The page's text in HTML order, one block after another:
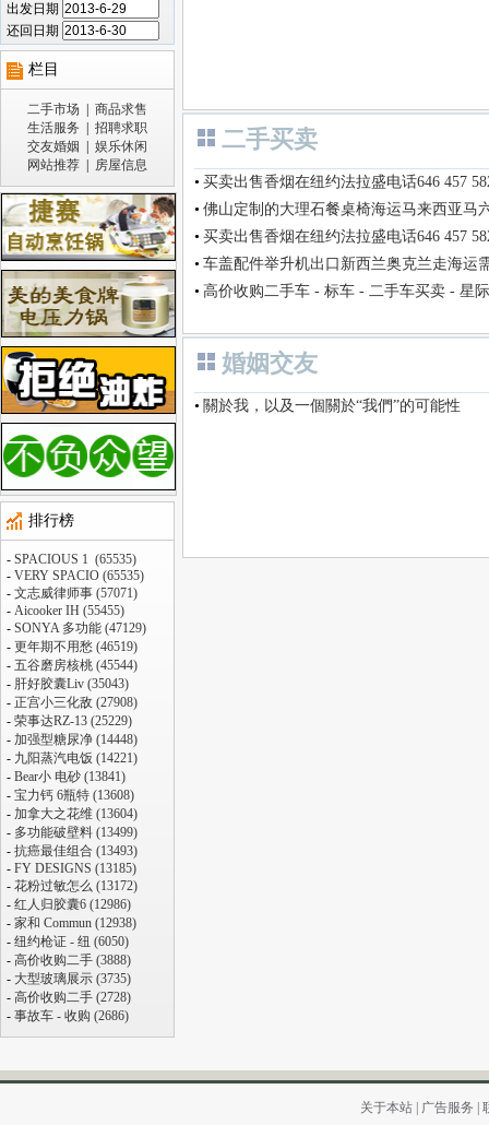
出发日期
还回日期
栏目
二手市场
商品求售
生活服务
招聘求职
交友婚姻
娱乐休闲
网站推荐
房屋信息
排行榜
- SPACIOUS 1 (65535)
- VERY SPACIO (65535)
- 文志威律师事 (57071)
- Aicooker IH (55455)
- SONYA 多功能 (47129)
- 更年期不用愁 (46519)
- 五谷磨房核桃 (45544)
- 肝好胶囊Liv (35043)
- 正宫小三化敌 (27908)
- 荣事达RZ-13 (25229)
- 加强型糖尿净 (14448)
- 九阳蒸汽电饭 (14221)
- Bear小 电砂 (13841)
- 宝力钙 6瓶特 (13608)
- 加拿大之花维 (13604)
- 多功能破壁料 (13499)
- 抗癌最佳组合 (13493)
- FY DESIGNS (13185)
- 花粉过敏怎么 (13172)
- 红人归胶囊6 (12986)
- 家和 Commun (12938)
- 纽约枪证 - 纽 (6050)
- 高价收购二手 (3888)
- 大型玻璃展示 (3735)
- 高价收购二手 (2728)
- 事故车 - 收购 (2686)
二手买卖
• 买卖出售香烟在纽约法拉盛电话646 457
• 佛山定制的大理石餐桌椅海运马来西亚马
• 买卖出售香烟在纽约法拉盛电话646 457
• 车盖配件举升机出口新西兰奥克兰走海运
• 高价收购二手车 - 标车 - 二手车买卖 - 星
婚姻交友
• 關於我，以及一個關於“我們”的可能性
关于本站 广告服务 |